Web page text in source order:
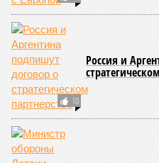
ограничения
Причина ясна, но
Получается, что бедная
переваривать вредную пищу
ежедневной основе, могла бы
А вот мозг, от которого эта
Согласно сколковской
нейронов сокращает
до 194 лет, а повреждение